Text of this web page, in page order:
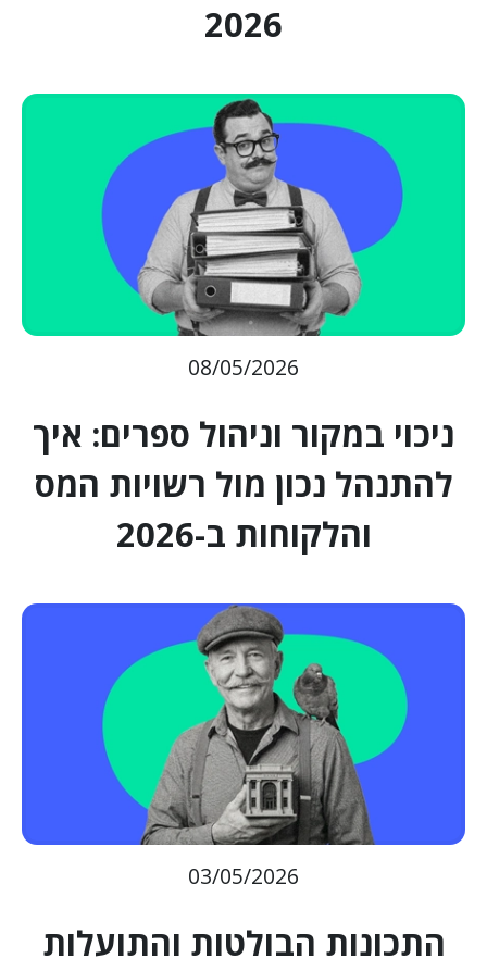
2026
08/05/2026
ניכוי במקור וניהול ספרים: איך
להתנהל נכון מול רשויות המס
והלקוחות ב-2026
03/05/2026
התכונות הבולטות והתועלות